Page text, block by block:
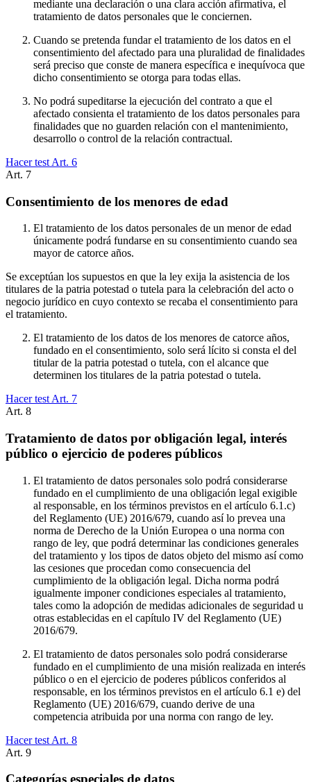
mediante una declaración o una clara acción afirmativa, el
tratamiento de datos personales que le conciernen.
Cuando se pretenda fundar el tratamiento de los datos en el
consentimiento del afectado para una pluralidad de finalidades
será preciso que conste de manera específica e inequívoca que
dicho consentimiento se otorga para todas ellas.
No podrá supeditarse la ejecución del contrato a que el
afectado consienta el tratamiento de los datos personales para
finalidades que no guarden relación con el mantenimiento,
desarrollo o control de la relación contractual.
Hacer test Art. 6
Art. 7
Consentimiento de los menores de edad
El tratamiento de los datos personales de un menor de edad
únicamente podrá fundarse en su consentimiento cuando sea
mayor de catorce años.
Se exceptúan los supuestos en que la ley exija la asistencia de los
titulares de la patria potestad o tutela para la celebración del acto o
negocio jurídico en cuyo contexto se recaba el consentimiento para
el tratamiento.
El tratamiento de los datos de los menores de catorce años,
fundado en el consentimiento, solo será lícito si consta el del
titular de la patria potestad o tutela, con el alcance que
determinen los titulares de la patria potestad o tutela.
Hacer test Art. 7
Art. 8
Tratamiento de datos por obligación legal, interés
público o ejercicio de poderes públicos
El tratamiento de datos personales solo podrá considerarse
fundado en el cumplimiento de una obligación legal exigible
al responsable, en los términos previstos en el artículo 6.1.c)
del Reglamento (UE) 2016/679, cuando así lo prevea una
norma de Derecho de la Unión Europea o una norma con
rango de ley, que podrá determinar las condiciones generales
del tratamiento y los tipos de datos objeto del mismo así como
las cesiones que procedan como consecuencia del
cumplimiento de la obligación legal. Dicha norma podrá
igualmente imponer condiciones especiales al tratamiento,
tales como la adopción de medidas adicionales de seguridad u
otras establecidas en el capítulo IV del Reglamento (UE)
2016/679.
El tratamiento de datos personales solo podrá considerarse
fundado en el cumplimiento de una misión realizada en interés
público o en el ejercicio de poderes públicos conferidos al
responsable, en los términos previstos en el artículo 6.1 e) del
Reglamento (UE) 2016/679, cuando derive de una
competencia atribuida por una norma con rango de ley.
Hacer test Art. 8
Art. 9